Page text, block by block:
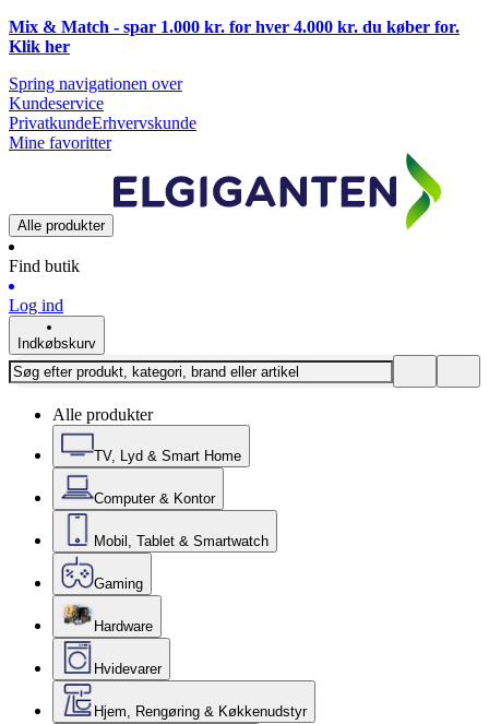
Mix & Match - spar 1.000 kr. for hver 4.000 kr. du køber for.
Klik her
Spring navigationen over
Kundeservice
PrivatkundeErhvervskunde
Mine favoritter
Alle produkter
Find butik
Log ind
Indkøbskurv
Alle produkter
TV, Lyd & Smart Home
Computer & Kontor
Mobil, Tablet & Smartwatch
Gaming
Hardware
Hvidevarer
Hjem, Rengøring & Køkkenudstyr